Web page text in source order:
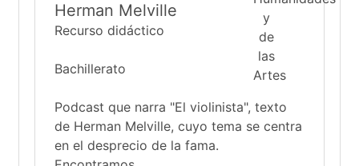
Herman Melville
Recurso didáctico
Bachillerato
Podcast que narra "El violinista", texto
de Herman Melville, cuyo tema se centra
en el desprecio de la fama.